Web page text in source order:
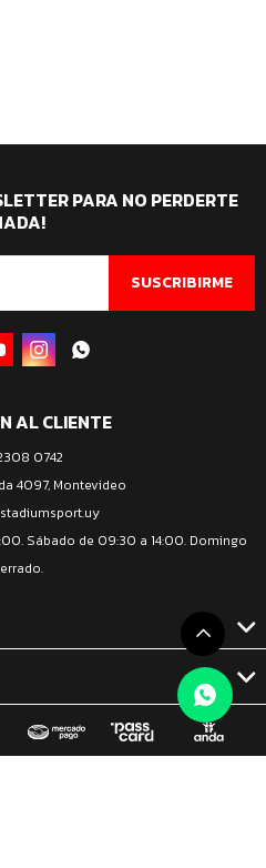
AL CLIENTE
0742
4097, Montevideo
Sábado de 09:30 a 14:00. Domingo
PARA NO PERDERTE
SUSCRIBIRME
 